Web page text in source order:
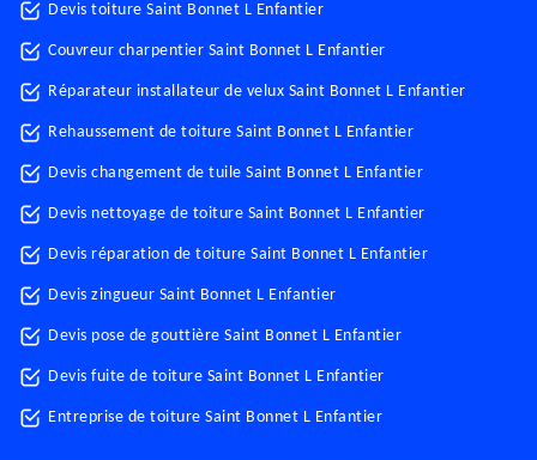
Devis toiture Saint Bonnet L Enfantier
Couvreur charpentier Saint Bonnet L Enfantier
Réparateur installateur de velux Saint Bonnet L Enfantier
Rehaussement de toiture Saint Bonnet L Enfantier
Devis changement de tuile Saint Bonnet L Enfantier
Devis nettoyage de toiture Saint Bonnet L Enfantier
Devis réparation de toiture Saint Bonnet L Enfantier
Devis zingueur Saint Bonnet L Enfantier
Devis pose de gouttière Saint Bonnet L Enfantier
Devis fuite de toiture Saint Bonnet L Enfantier
Entreprise de toiture Saint Bonnet L Enfantier